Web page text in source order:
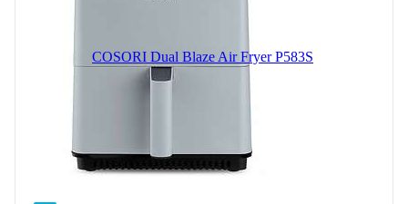
COSORI Dual Blaze Air Fryer P583S